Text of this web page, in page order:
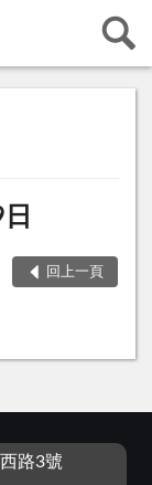
回上一頁
路3號